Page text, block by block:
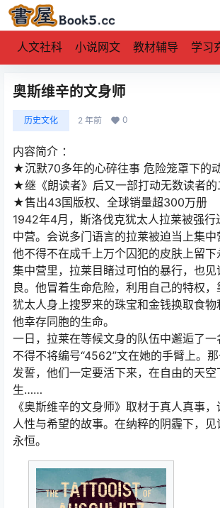
人文社科 小说网文 教材辅导 学习
奥斯维辛的文身师
历史文化 2 年前 0
内容简介 ：
★沉默70多年的心碎往事 危险笼罩下的
★继《朗读者》后又一部打动无数读者的
★售出43国版权、全球销量超300万册
1942年4月，斯洛伐克犹太人拉莱被强行
中营。会说多门语言的拉莱被迫当上集中
他不得不在成千上万个囚犯的皮肤上留
集中营里，拉莱目睹过可怕的暴行，也
良。他冒着生命危险，利用自己的特权
犹太人身上搜罗来的珠宝和金钱换取食
他幸存同胞的生命。
一日，拉莱在等候文身的队伍中邂逅了
不得不将编号“4562”文在她的手臂上。
发誓，他们一定要活下来，在自由的天
生……
《奥斯维辛的文身师》取材于真人真事
人性与希望的故事。在纳粹的阴霾下，
永恒。